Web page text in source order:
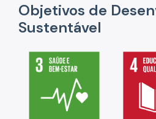
Objetivos de
Sustentável